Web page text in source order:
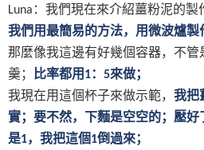
Luna ：我們現在來介紹薑粉泥的製
我們用最簡易的方法，用微波爐製
那麼像我這邊有好幾個容器，不
羹； 比率都用1： 5來做；
我現在用這個杯子來做示範， 我把
實；要不然，下麵是空空的；壓
是1，我把這個1倒過來；